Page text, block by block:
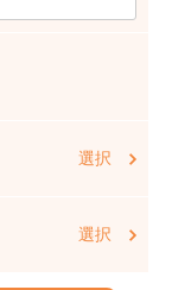
選択
選択